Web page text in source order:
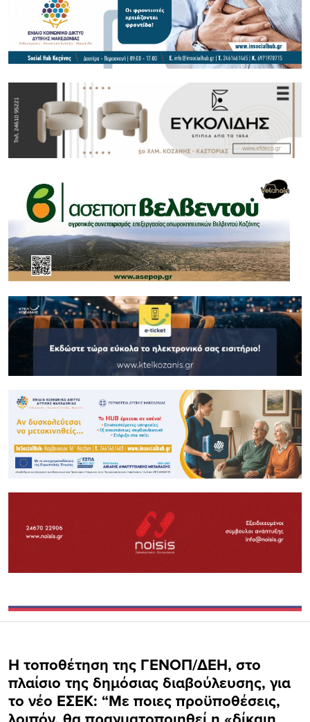
Η τοποθέτηση της ΓΕΝΟΠ/ΔΕΗ, στο
πλαίσιο της δημόσιας διαβούλευσης, για
το νέο ΕΣΕΚ: “Με ποιες προϋποθέσεις,